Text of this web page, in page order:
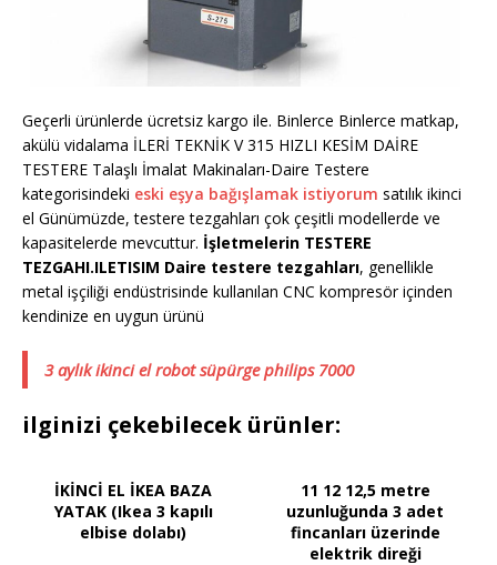
Geçerli ürünlerde ücretsiz kargo ile. Binlerce Binlerce matkap,
akülü vidalama İLERİ TEKNİK V 315 HIZLI KESİM DAİRE
TESTERE Talaşlı İmalat Makinaları-Daire Testere
kategorisindeki eski eşya bağışlamak istiyorum satılık ikinci
el Günümüzde, testere tezgahları çok çeşitli modellerde ve
kapasitelerde mevcuttur. İşletmelerin TESTERE
TEZGAHI.ILETISIM Daire testere tezgahları, genellikle
metal işçiliği endüstrisinde kullanılan CNC kompresör içinden
kendinize en uygun ürünü
3 aylık ikinci el robot süpürge philips 7000
ilginizi çekebilecek ürünler:
İKİNCİ EL İKEA BAZA
YATAK (Ikea 3 kapılı
elbise dolabı)
11 12 12,5 metre
uzunluğunda 3 adet
fincanları üzerinde
elektrik direği